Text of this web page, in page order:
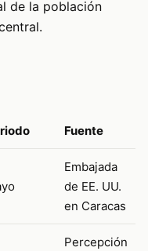
de la población
Fuente
Embajada
de EE. UU.
en Caracas
Percepción